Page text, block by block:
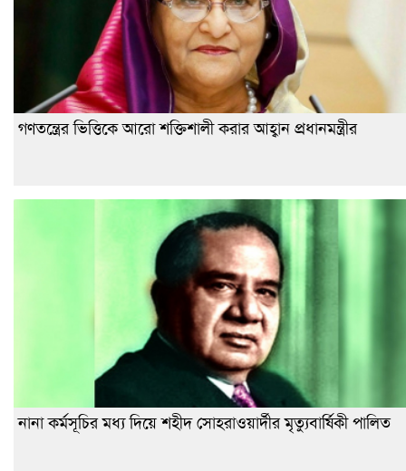
গণতন্ত্রের ভিত্তিকে আরো শক্তিশালী করার আহ্বান প্রধানমন্ত্রীর
নানা কর্মসূচির মধ্য দিয়ে শহীদ সোহরাওয়ার্দীর মৃত্যুবার্ষিকী পালিত